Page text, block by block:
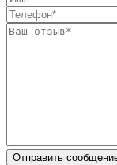
Отправить